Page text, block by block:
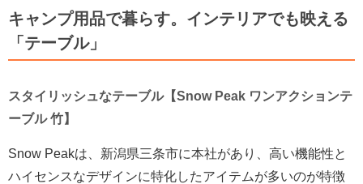
キャンプ用品で暮らす。インテリアでも映える
「テーブル」
スタイリッシュなテーブル【Snow Peak ワンアクションテ
ーブル 竹】
Snow Peakは、新潟県三条市に本社があり、高い機能性と
ハイセンスなデザインに特化したアイテムが多いのが特徴